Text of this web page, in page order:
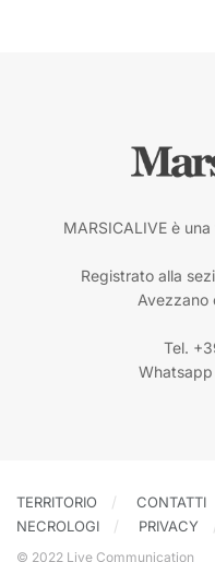
MARSICALIVE è
Registrato alla
Avezzano
Tel.
TERRITORIO CONTATTI
NECROLOGI
PRIVACY
© 2022 Live Communication